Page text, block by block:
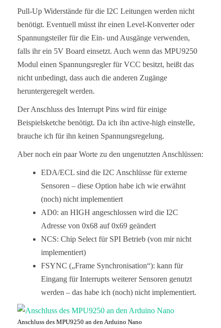
Pull-Up Widerstände für die I2C Leitungen werden nicht
benötigt. Eventuell müsst ihr einen Level-Konverter oder
Spannungsteiler für die Ein- und Ausgänge verwenden,
falls ihr ein 5V Board einsetzt. Auch wenn das MPU9250
Modul einen Spannungsregler für VCC besitzt, heißt das
nicht unbedingt, dass auch die anderen Zugänge
heruntergeregelt werden.
Der Anschluss des Interrupt Pins wird für einige
Beispielsketche benötigt. Da ich ihn active-high einstelle,
brauche ich für ihn keinen Spannungsregelung.
Aber noch ein paar Worte zu den ungenutzten Anschlüssen:
EDA/ECL sind die I2C Anschlüsse für externe
Sensoren – diese Option habe ich wie erwähnt
(noch) nicht implementiert
AD0: an HIGH angeschlossen wird die I2C
Adresse von 0x68 auf 0x69 geändert
NCS: Chip Select für SPI Betrieb (von mir nicht
implementiert)
FSYNC („Frame Synchronisation“): kann für
Eingang für Interrupts weiterer Sensoren genutzt
werden – das habe ich (noch) nicht implementiert.
Anschluss des MPU9250 an den Arduino Nano